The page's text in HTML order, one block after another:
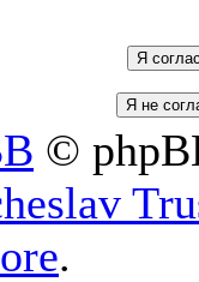
©
.